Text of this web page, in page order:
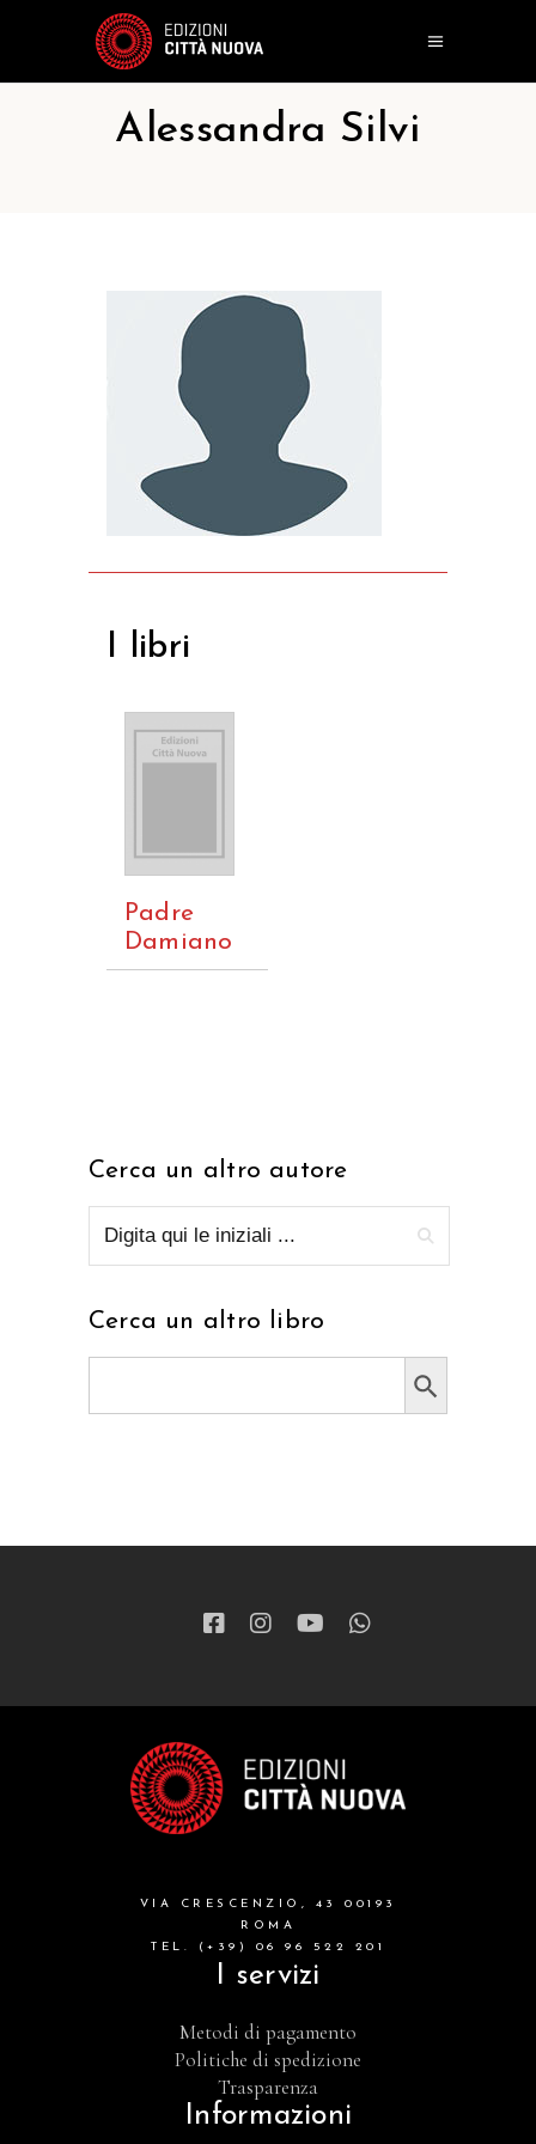
Alessandra Silvi
I libri
Padre
Damiano
Cerca un altro autore
Cerca un altro libro
Search Button
VIA CRESCENZIO, 43 00193
ROMA
TEL. (+39) 06 96 522 201
I servizi
Metodi di pagamento
Politiche di spedizione
Trasparenza
Informazioni